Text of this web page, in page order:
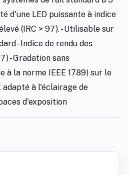
d'une LED puissante à indice
(IRC > 97). - Utilisable sur
- Indice de rendu des
- Gradation sans
à la norme IEEE 1789) sur le
à l'éclairage de
d'exposition